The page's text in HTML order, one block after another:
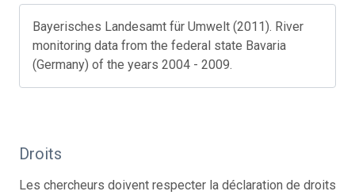
Bayerisches Landesamt für Umwelt (2011). River
monitoring data from the federal state Bavaria
(Germany) of the years 2004 - 2009.
Droits
Les chercheurs doivent respecter la déclaration de droits